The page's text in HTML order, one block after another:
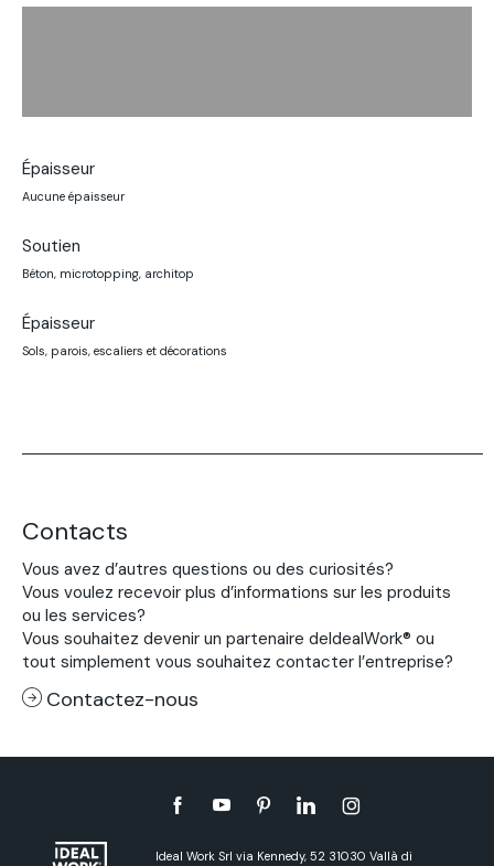
Épaisseur
Aucune épaisseur
Soutien
Béton, microtopping, architop
Épaisseur
Sols, parois, escaliers et décorations
Contacts
Vous avez d’autres questions ou des curiosités?
Vous voulez recevoir plus d’informations sur les produits
ou les services?
Vous souhaitez devenir un partenaire deIdealWork® ou
tout simplement vous souhaitez contacter l’entreprise?
Contactez-nous
Ideal Work Srl via Kennedy, 52 31030 Vallà di